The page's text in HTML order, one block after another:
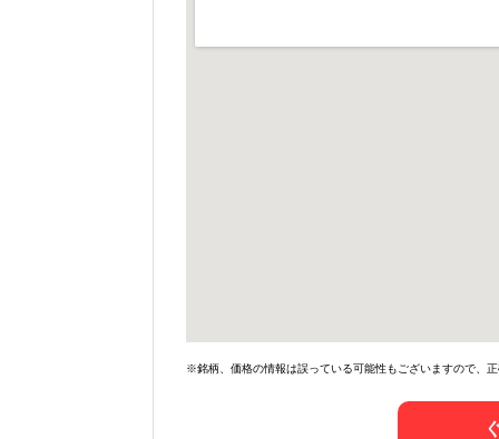
※銘柄、価格の情報は誤っている可能性もございますので、